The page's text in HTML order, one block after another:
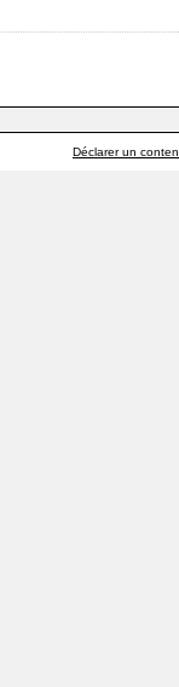
Déclarer un